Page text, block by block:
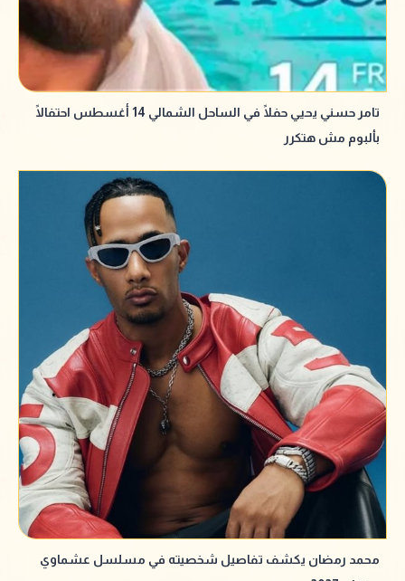
تامر حسني يحيي حفلًا في الساحل الشمالي 14 أغسطس احتفالًا
بألبوم مش هتكرر
محمد رمضان يكشف تفاصيل شخصيته في مسلسل عشماوي